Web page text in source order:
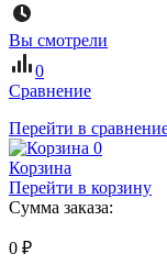
Вы смотрели
0
Сравнение
Перейти в
0
Корзина
Перейти в корзину
Сумма заказа:
0 ₽